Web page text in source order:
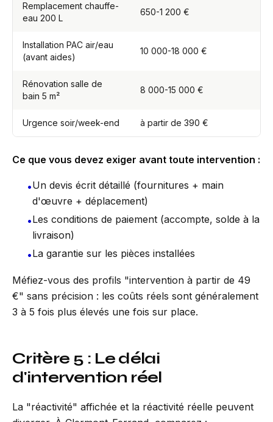
Remplacement chauffe-
eau 200 L
650-1 200 €
Installation PAC air/eau
(avant aides)
10 000-18 000 €
Rénovation salle de
bain 5 m²
8 000-15 000 €
Urgence soir/week-end à partir de 390 €
Ce que vous devez exiger avant toute intervention :
•Un devis écrit détaillé (fournitures + main
d'œuvre + déplacement)
•Les conditions de paiement (accompte, solde à la
livraison)
•La garantie sur les pièces installées
Méfiez-vous des profils "intervention à partir de 49
€" sans précision : les coûts réels sont généralement
3 à 5 fois plus élevés une fois sur place.
Critère 5 : Le délai
d'intervention réel
La "réactivité" affichée et la réactivité réelle peuvent